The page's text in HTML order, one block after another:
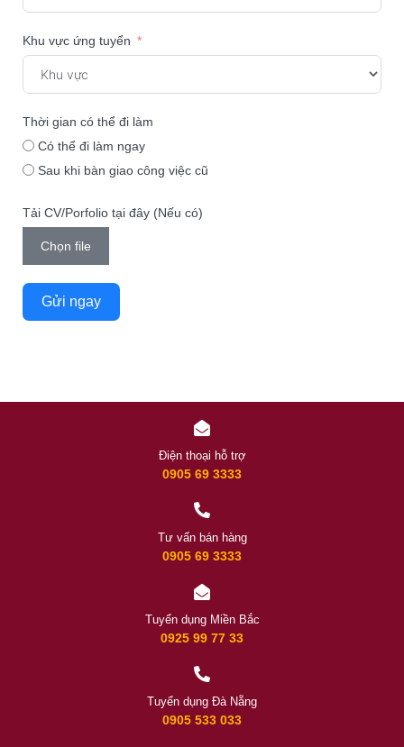
Khu vực ứng tuyển
Thời gian có thể đi làm
Có thể đi làm ngay
Sau khi bàn giao công việc cũ
Tải CV/Porfolio tại đây (Nếu có)
Chọn file
Gửi ngay
Điện thoại hỗ trợ
0905 69 3333
Tư vấn bán hàng
0905 69 3333
Tuyển dụng Miền Bắc
0925 99 77 33
Tuyển dụng Đà Nẵng
0905 533 033